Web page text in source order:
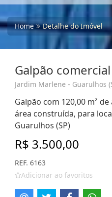
Home Detalhe do Imóvel
Galpão
Jardim Marlene - Guarulhos
Galpão com 120,00 m²
área construída, para
Guarulhos (SP)
R$ 3.500,00
REF. 6163
Adicionar ao favoritos